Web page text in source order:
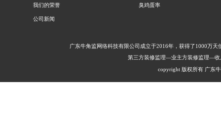
我们的荣誉
公司新闻
臭鸡蛋率
广东牛角监网络科技有限公司成立于2016年，获得了1000万
第三方装修监理—业主方装修监理—
copyright 版权所有 广东